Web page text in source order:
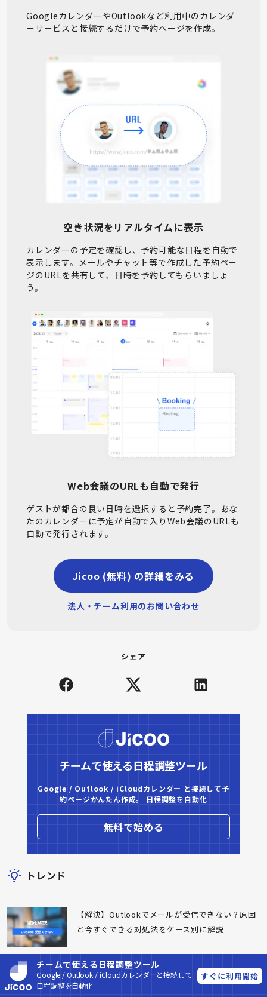
GoogleカレンダーやOutlookなど利用中のカレンダ
ーサービスと接続するだけで予約ページを作成。
空き状況をリアルタイムに表示
カレンダーの予定を確認し、予約可能な日程を自動で
表示します。メールやチャット等で作成した予約ペー
ジのURLを共有して、日時を予約してもらいましょ
う。
Web会議のURLも自動で発行
ゲストが都合の良い日時を選択すると予約完了。あな
たのカレンダーに予定が自動で入りWeb会議のURLも
自動で発行されます。
Jicoo (無料) の詳細をみる
法人・チーム利用のお問い合わせ
シェア
チームで使える日程調整ツール
Google / Outlook / iCloudカレンダー と接続して予
約ページかんたん作成。 日程調整を自動化
無料で始める
トレンド
【解決】Outlookでメールが受信できない？原因
と今すぐできる対処法をケース別に解説
【2026年版】Outlook送信取り消しの方法｜成功
する条件と、社外への誤送信を防ぐ設定
チームで使える日程調整ツール
Google / Outlook / iCloudカレンダーと接続して
日程調整を自動化
すぐに利用開始